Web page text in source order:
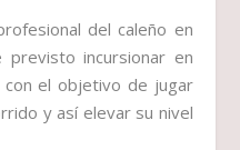
del caleño en
incursionar en
el objetivo de jugar
y así elevar su nivel